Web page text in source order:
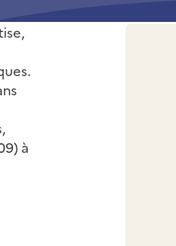
à